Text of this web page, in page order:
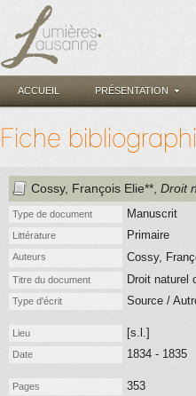
ACCUEIL PRÉSENTATION
Fiche
Cossy, François Elie** Droit
Type de document Manuscrit
Littérature Primaire
Auteurs Cossy,
Titre du document Droit naturel
Type d'écrit Source /
Lieu [s.l.]
Date 1834 - 1835
Pages 353